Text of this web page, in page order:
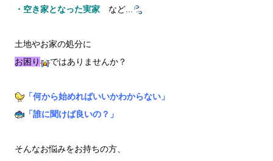
・空き家となった実家 など...
土地やお家の処分に
お困り
ではありませんか？
「何から始めればいいかわからない」
「誰に聞けば良いの？」
そんなお悩みをお持ちの方、